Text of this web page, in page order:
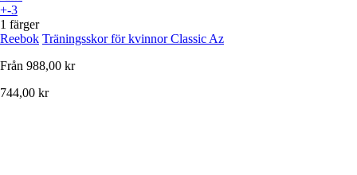
+-3
1 färger
Reebok Träningsskor för kvinnor Classic Az
Från 988,00 kr
744,00 kr